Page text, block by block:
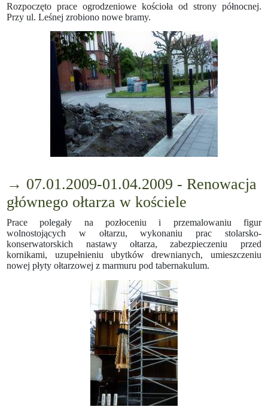
Rozpoczęto prace ogrodzeniowe kościoła od strony północnej.
Przy ul. Leśnej zrobiono nowe bramy.
→ 07.01.2009-01.04.2009 - Renowacja
głównego ołtarza w kościele
Prace polegały na pozłoceniu i przemalowaniu figur
wolnostojących w ołtarzu, wykonaniu prac stolarsko-
konserwatorskich nastawy ołtarza, zabezpieczeniu przed
kornikami, uzupełnieniu ubytków drewnianych, umieszczeniu
nowej płyty ołtarzowej z marmuru pod tabernakulum.